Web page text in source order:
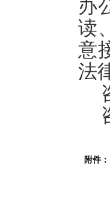
办
读
意
法
附件：